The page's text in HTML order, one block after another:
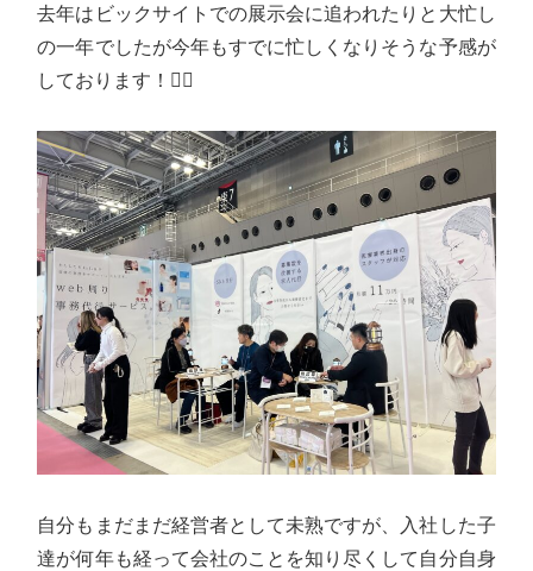
去年はビックサイトでの展示会に追われたりと大忙し
の一年でしたが今年もすでに忙しくなりそうな予感が
しております！🙇‍♂️
自分もまだまだ経営者として未熟ですが、入社した子
達が何年も経って会社のことを知り尽くして自分自身